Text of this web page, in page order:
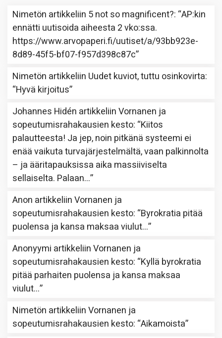
Nimetön artikkeliin 5 not so magnificent?: “AP:kin
ennätti uutisoida aiheesta 2 vko:ssa.
https://www.arvopaperi.fi/uutiset/a/93bb923e-
8d89-45f5-bf07-f957d398c87c”
Nimetön artikkeliin Uudet kuviot, tuttu osinkovirta:
“Hyvä kirjoitus”
Johannes Hidén artikkeliinVornanen ja
sopeutumisrahakausien kesto: “Kiitos
palautteesta! Ja jep, noin pitkänä systeemi ei
enää vaikuta turvajärjestelmältä, vaan palkinnolta
– ja ääritapauksissa aika massiiviselta
sellaiselta. Palaan…”
Anon artikkeliinVornanen ja
sopeutumisrahakausien kesto: “Byrokratia pitää
puolensa ja kansa maksaa viulut…”
Anonyymi artikkeliinVornanen ja
sopeutumisrahakausien kesto: “Kyllä byrokratia
pitää parhaiten puolensa ja kansa maksaa
viulut…”
Nimetön artikkeliinVornanen ja
sopeutumisrahakausien kesto: “Aikamoista”